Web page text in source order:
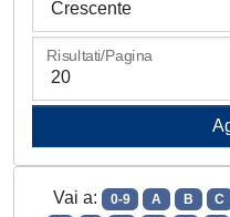
Risultati/Pagina
Vai a: 0-9 A B C